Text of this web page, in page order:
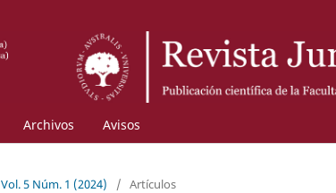
Archivos Avisos
Vol. 5 Núm. 1 (2024) / Artículos